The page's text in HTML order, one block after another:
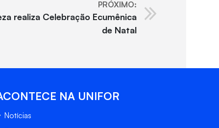
PRÓXIMO:
realiza Celebração Ecumênica
de Natal
NA UNIFOR
Notícias